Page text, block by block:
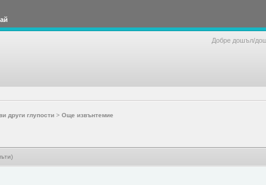
Добре дошъл/
други глупости> Още извънтемие